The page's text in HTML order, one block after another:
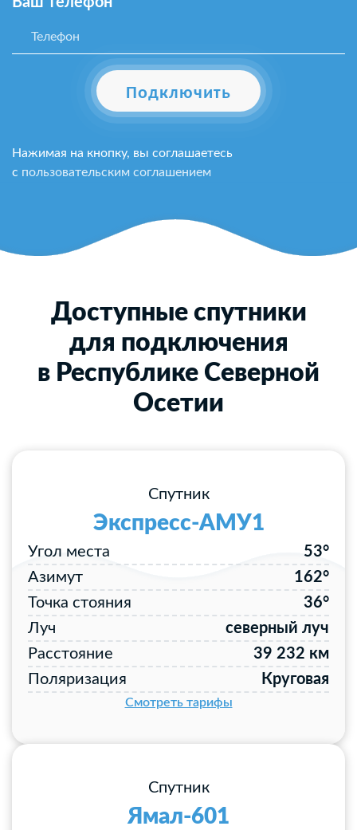
Подключить
Нажимая на кнопку, вы соглашаетесь
с пользовательским соглашением
Доступные спутники
для подключения
в Республике Северной
Осетии
Спутник
Экспресс-АМУ1
Угол места
53°
Азимут
162°
Точка стояния
36°
Луч
северный луч
Расстояние
39 232 км
Поляризация
Круговая
Смотреть тарифы
Спутник
Ямал-601